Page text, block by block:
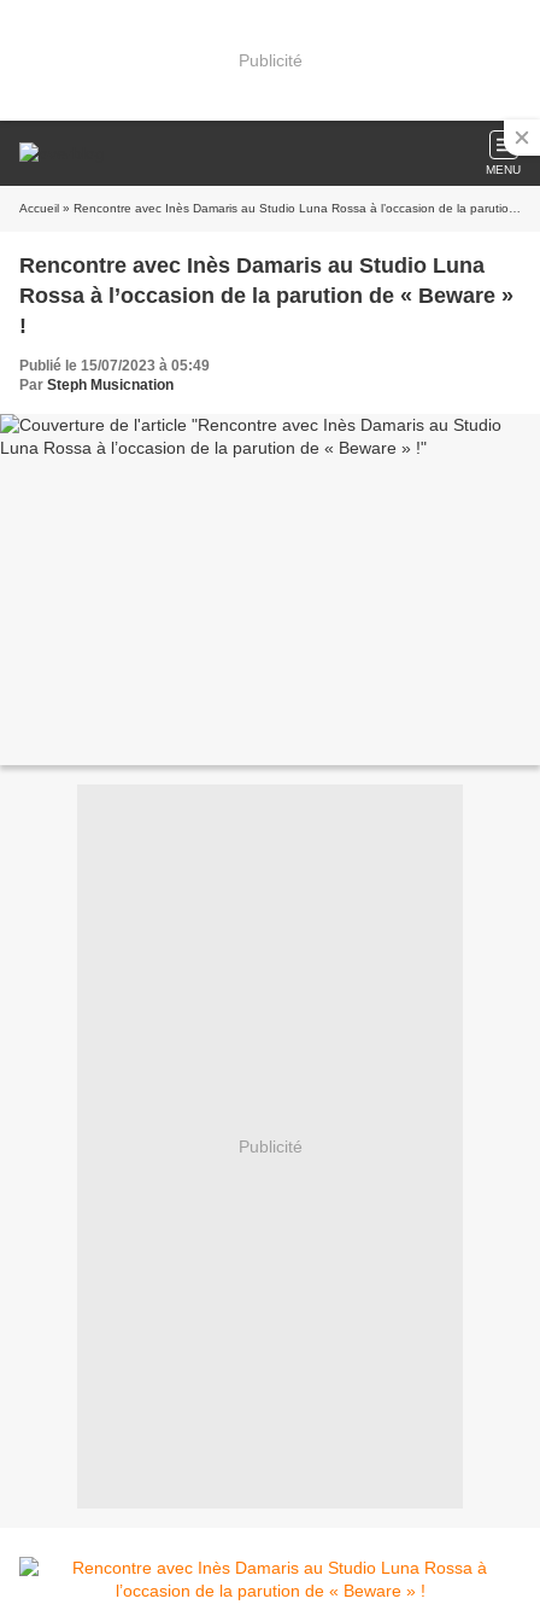
Publicité
MENU
Accueil » Rencontre avec Inès Damaris au Studio Luna Rossa à l’occasion de la parution de « Beware » !
Rencontre avec Inès Damaris au Studio Luna
Rossa à l’occasion de la parution de « Beware »
!
Publié le 15/07/2023 à 05:49
Par Steph Musicnation
Publicité